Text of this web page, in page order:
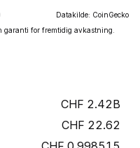
Datakilde: CoinGecko
garanti for fremtidig avkastning.
2.42B
22.62